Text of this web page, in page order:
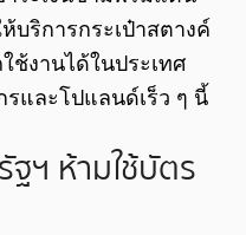
บริการกระเป๋าสตางค์
ช้งานได้ในประเทศ
และโปแลนด์เร็ว ๆ นี้
ฯ ห้ามใช้บัตร